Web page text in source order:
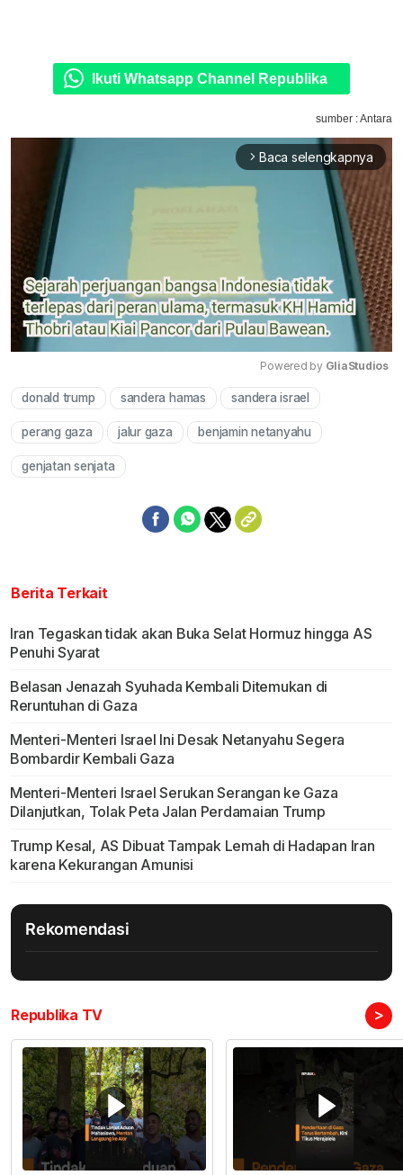
Ikuti Whatsapp Channel Republika
sumber : Antara
arrow_forward_ios Baca selengkapnya
Powered by GliaStudios
donald trump sandera hamas sandera israel
perang gaza jalur gaza benjamin netanyahu
genjatan senjata
Berita Terkait
Iran Tegaskan tidak akan Buka Selat Hormuz hingga AS
Penuhi Syarat
Belasan Jenazah Syuhada Kembali Ditemukan di
Reruntuhan di Gaza
Menteri-Menteri Israel Ini Desak Netanyahu Segera
Bombardir Kembali Gaza
Menteri-Menteri Israel Serukan Serangan ke Gaza
Dilanjutkan, Tolak Peta Jalan Perdamaian Trump
Trump Kesal, AS Dibuat Tampak Lemah di Hadapan Iran
karena Kekurangan Amunisi
Rekomendasi
Republika TV >